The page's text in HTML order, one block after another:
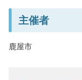
主催者
鹿屋市